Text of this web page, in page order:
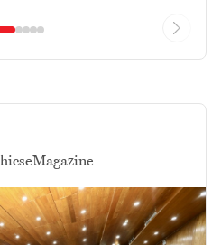
eMagazine